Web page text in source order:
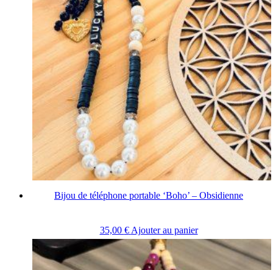
Bijou de téléphone portable ‘Boho’ – Obsidienne
35,00 € Ajouter au panier